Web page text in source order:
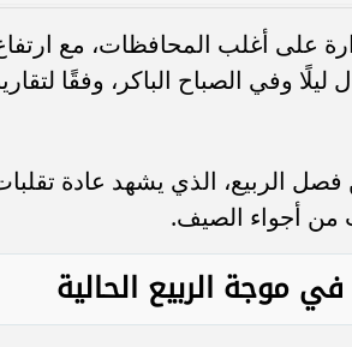
على أغلب المحافظات، مع
وفي الصباح الباكر، وفقًا
الربيع، الذي يشهد عادة
من أجواء الصيف.
موجة الربيع الحالية